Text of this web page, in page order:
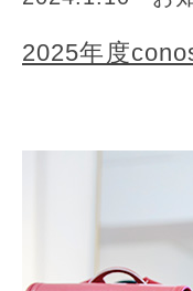
2025年度